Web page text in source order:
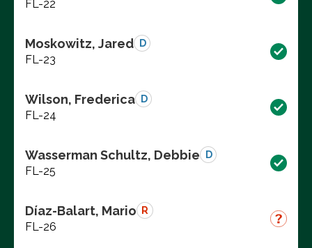
FL-22
Moskowitz, Jared D
FL-23
Wilson, Frederica D
FL-24
Wasserman Schultz, Debbie D
FL-25
Díaz-Balart, Mario R
FL-26